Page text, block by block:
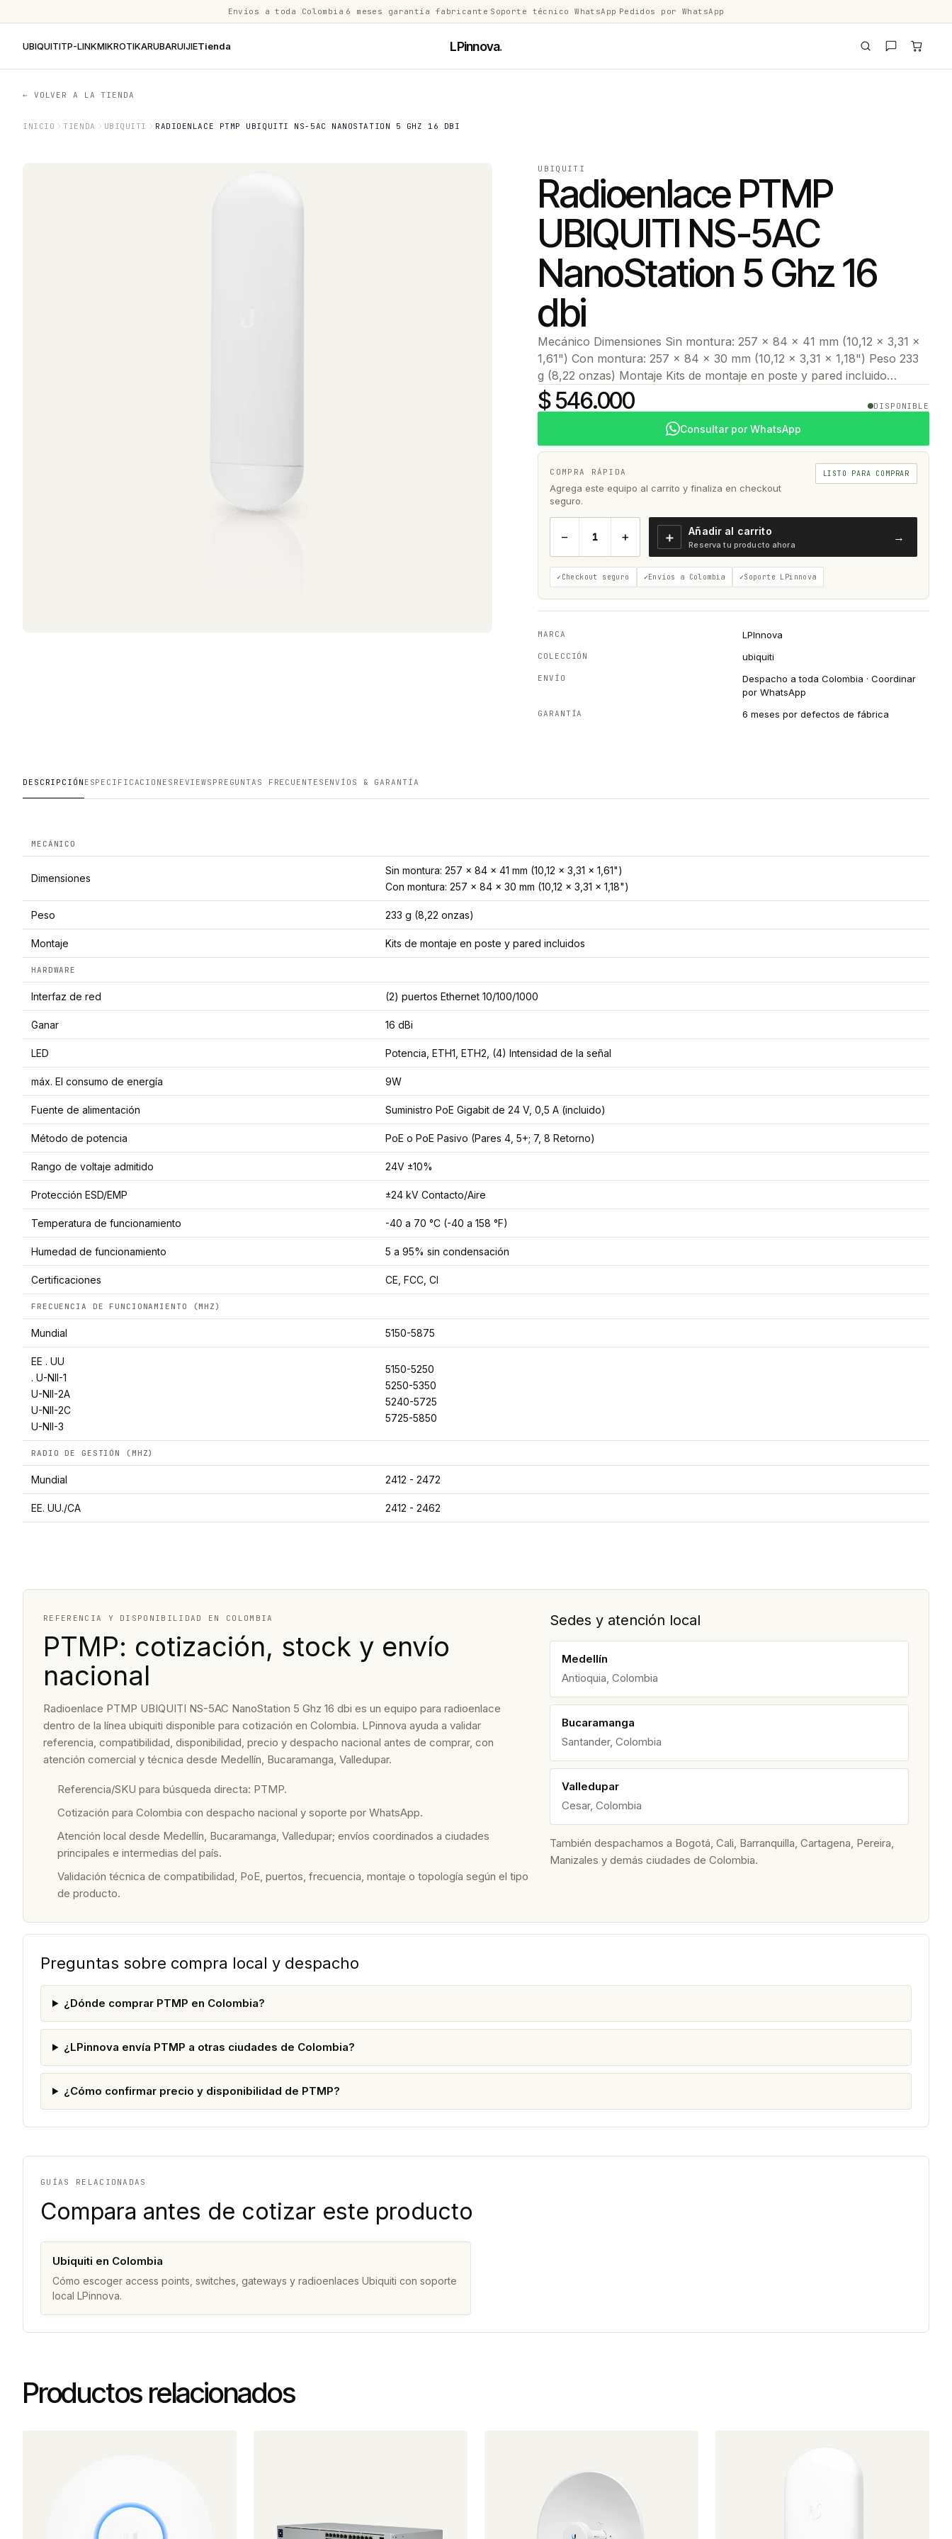
Envíos a toda Colombia 6 meses garantía fabricante Soporte técnico WhatsApp Pedidos por WhatsApp
UBIQUITITP-LINKMIKROTIKARUBARUIJIETienda LPinnova.
← VOLVER A LA TIENDA
INICIO TIENDA UBIQUITI RADIOENLACE PTMP UBIQUITI NS-5AC NANOSTATION 5 GHZ 16 DBI
UBIQUITI
Radioenlace PTMP
UBIQUITI NS-5AC
NanoStation 5 Ghz 16
dbi
Mecánico Dimensiones Sin montura: 257 x 84 x 41 mm (10,12 x 3,31 x
1,61") Con montura: 257 x 84 x 30 mm (10,12 x 3,31 x 1,18") Peso 233
g (8,22 onzas) Montaje Kits de montaje en poste y pared incluido…
$ 546.000 DISPONIBLE
Consultar por WhatsApp
COMPRA RÁPIDA
Agrega este equipo al carrito y finaliza en checkout
seguro.
LISTO PARA COMPRAR
− + ＋ Añadir al carrito
Reserva tu producto ahora
→
Checkout seguro Envíos a Colombia Soporte LPinnova
MARCA LPInnova
COLECCIÓN ubiquiti
ENVÍO
Despacho a toda Colombia · Coordinar
por WhatsApp
GARANTÍA 6 meses por defectos de fábrica
DESCRIPCIÓN ESPECIFICACIONES REVIEWS PREGUNTAS FRECUENTES ENVÍOS & GARANTÍA
MECÁNICO
Dimensiones
Sin montura: 257 x 84 x 41 mm (10,12 x 3,31 x 1,61")
Con montura: 257 x 84 x 30 mm (10,12 x 3,31 x 1,18")
Peso 233 g (8,22 onzas)
Montaje Kits de montaje en poste y pared incluidos
HARDWARE
Interfaz de red (2) puertos Ethernet 10/100/1000
Ganar 16 dBi
LED Potencia, ETH1, ETH2, (4) Intensidad de la señal
máx. El consumo de energía 9W
Fuente de alimentación Suministro PoE Gigabit de 24 V, 0,5 A (incluido)
Método de potencia PoE o PoE Pasivo (Pares 4, 5+; 7, 8 Retorno)
Rango de voltaje admitido 24V ±10%
Protección ESD/EMP ±24 kV Contacto/Aire
Temperatura de funcionamiento -40 a 70 °C (-40 a 158 °F)
Humedad de funcionamiento 5 a 95% sin condensación
Certificaciones CE, FCC, CI
FRECUENCIA DE FUNCIONAMIENTO (MHZ)
Mundial 5150-5875
EE . UU
. U-NII-1
U-NII-2A
U-NII-2C
U-NII-3
5150-5250
5250-5350
5240-5725
5725-5850
RADIO DE GESTIÓN (MHZ)
Mundial 2412 - 2472
EE. UU./CA 2412 - 2462
REFERENCIA Y DISPONIBILIDAD EN COLOMBIA
PTMP: cotización, stock y envío
nacional
Radioenlace PTMP UBIQUITI NS-5AC NanoStation 5 Ghz 16 dbi es un equipo para radioenlace
dentro de la línea ubiquiti disponible para cotización en Colombia. LPinnova ayuda a validar
referencia, compatibilidad, disponibilidad, precio y despacho nacional antes de comprar, con
atención comercial y técnica desde Medellín, Bucaramanga, Valledupar.
Referencia/SKU para búsqueda directa: PTMP.
Cotización para Colombia con despacho nacional y soporte por WhatsApp.
Atención local desde Medellín, Bucaramanga, Valledupar; envíos coordinados a ciudades
principales e intermedias del país.
Validación técnica de compatibilidad, PoE, puertos, frecuencia, montaje o topología según el tipo
de producto.
Sedes y atención local
Medellín
Antioquia, Colombia
Bucaramanga
Santander, Colombia
Valledupar
Cesar, Colombia
También despachamos a Bogotá, Cali, Barranquilla, Cartagena, Pereira,
Manizales y demás ciudades de Colombia.
Preguntas sobre compra local y despacho
¿Dónde comprar PTMP en Colombia?
¿LPinnova envía PTMP a otras ciudades de Colombia?
¿Cómo confirmar precio y disponibilidad de PTMP?
GUÍAS RELACIONADAS
Compara antes de cotizar este producto
Ubiquiti en Colombia
Cómo escoger access points, switches, gateways y radioenlaces Ubiquiti con soporte
local LPinnova.
Productos relacionados